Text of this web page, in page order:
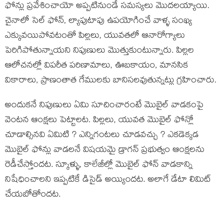
ఫోన్లు ప్రవేశించాయో అప్పటినుండే సమస్యలు మొదలయ్యాయి.
చైనాలో సెల్ ఫోన్, ల్యాపుటాపు ఉపయోగించే వాళ్ళ సంఖ్య
ఎక్కువయిపోవటంతో పిల్లలు, యువతలో ఆనారోగ్యాలు
పెరిగిపోతున్నాయని నిపుణులు మొత్తుకుంటున్నారు. పిల్లల
ఆలోచనల్లో విపరీత పరిణామాలు, ఊబకాయం, మానసిక
వికారాలు, ప్రాణంతాత గేములకు బానిసలవుతున్నట్లు గ్రహించారు.
అందుకనే నిపుణులు ఏమి సూచించారంటే మొబైల్ వాడకంపై
వెంటన ఆంక్షలు పెట్టాలట. పిల్లలు, యువత మొబైల్ ఫోన్లో
చూడాల్సినవి ఏమిటి ? ఎన్నిగంటలు చూడవచ్చు ? ఎకడెక్కడ
మొబైల్ ఫోన్లు వాడలనే విషయమై డ్రాగన్ ప్రభుత్వం ఆంక్షలను
రెడీచేస్తోందట. స్కూళ్ళు, కాలేజీల్లో మొబైల్ ఫోన్ వాడకాన్ని
నిషేధించాలని ఇప్పటికే డిసైడ్ అయ్యిందట. అలాగే డేటా లిమిట్
చేయబోతోందట.